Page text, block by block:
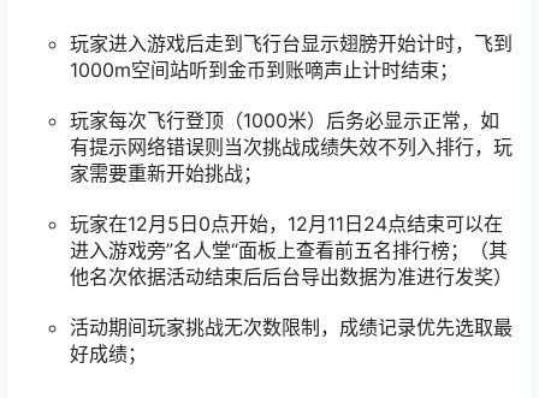
玩家进入游戏后走到飞行台显示翅膀开始计时，飞到
1000m空间站听到金币到账嘀声止计时结束；
玩家每次飞行登顶（1000米）后务必显示正常，如
有提示网络错误则当次挑战成绩失效不列入排行，玩
家需要重新开始挑战；
玩家在12月5日0点开始，12月11日24点结束可以在
进入游戏旁”名人堂“面板上查看前五名排行榜；（其
他名次依据活动结束后后台导出数据为准进行发奖）
活动期间玩家挑战无次数限制，成绩记录优先选取最
好成绩；